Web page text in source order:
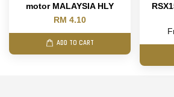
motor MALAYSIA HLY
RM 4.10
ADD TO CART